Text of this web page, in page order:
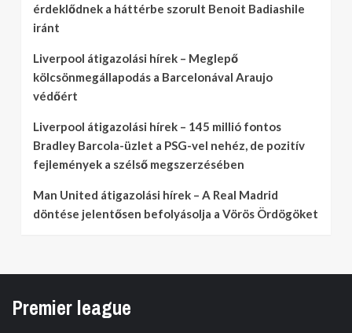
érdeklődnek a háttérbe szorult Benoit Badiashile
iránt
Liverpool átigazolási hírek – Meglepő
kölcsönmegállapodás a Barcelonával Araujo
védőért
Liverpool átigazolási hírek – 145 millió fontos
Bradley Barcola-üzlet a PSG-vel nehéz, de pozitív
fejlemények a szélső megszerzésében
Man United átigazolási hírek – A Real Madrid
döntése jelentősen befolyásolja a Vörös Ördögöket
Premier league